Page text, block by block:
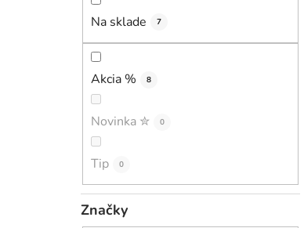
Na sklade 7
Akcia % 8
Novinka ✮ 0
Tip 0
Značky